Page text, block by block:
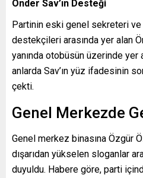
Önder Sav’ın Desteği
Partinin eski genel sekreteri ve
destekçileri arasında yer alan
yanında otobüsün üzerinde yer
anlarda Sav’ın yüz ifadesinin
çekti.
Genel Merkezde
Genel merkez binasına Özgür
dışarıdan yükselen sloganlar
duyuldu. Habere göre, parti